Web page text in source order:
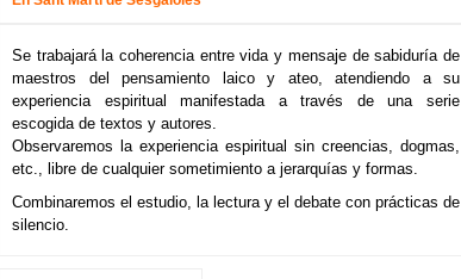
Se trabajará la coherencia entre vida y mensaje de sabiduría de
maestros del pensamiento laico y ateo, atendiendo a su
experiencia espiritual manifestada a través de una serie
escogida de textos y autores.
Observaremos la experiencia espiritual sin creencias, dogmas,
etc., libre de cualquier sometimiento a jerarquías y formas.
Combinaremos el estudio, la lectura y el debate con prácticas de
silencio.